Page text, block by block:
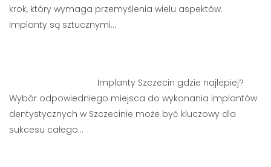
krok, który wymaga przemyślenia wielu aspektów.
Implanty są sztucznymi…
Implanty Szczecin gdzie najlepiej?
Wybór odpowiedniego miejsca do wykonania implantów
dentystycznych w Szczecinie może być kluczowy dla
sukcesu całego…